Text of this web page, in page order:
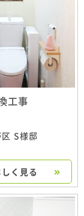
工事
S様邸
く見る